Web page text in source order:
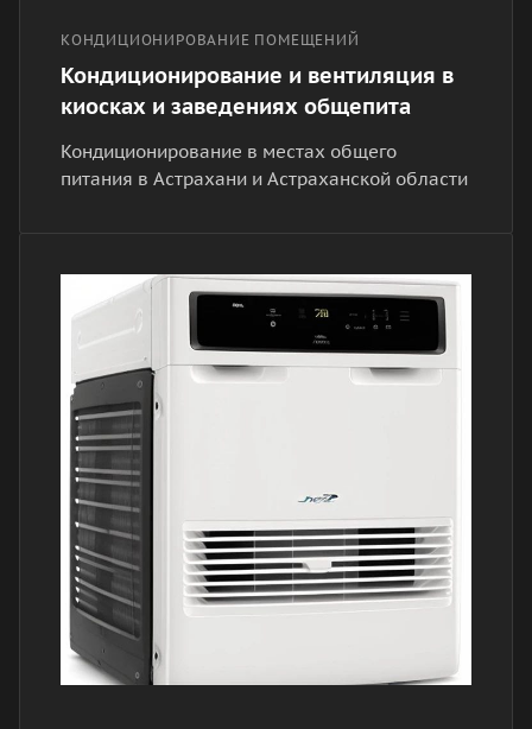
КОНДИЦИОНИРОВАНИЕ ПОМЕЩЕНИЙ
Кондиционирование и вентиляция в
киосках и заведениях общепита
Кондиционирование в местах общего
питания в Астрахани и Астраханской области